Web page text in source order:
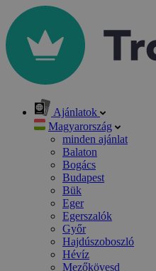
Ajánlatok
Magyarország
minden ajánlat
Balaton
Bogács
Budapest
Bük
Eger
Egerszalók
Győr
Hajdúszoboszló
Hévíz
Mezőkövesd